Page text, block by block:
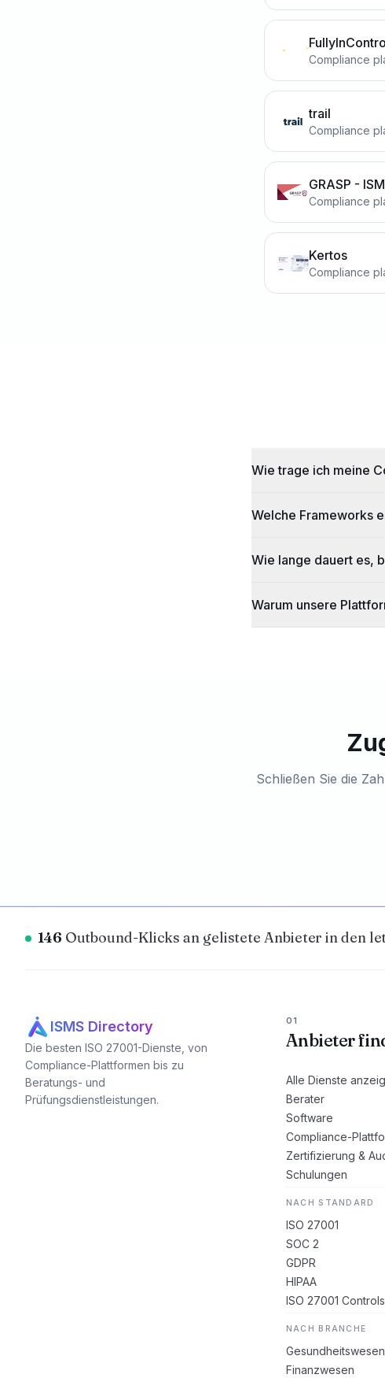
Compliance
trail
Compliance
GRASP -
Compliance
Kertos
Compliance
Wie trage ich meine
Welche Frameworks
Wie lange dauert es,
Warum unsere
Schließen Sie die
146 Outbound-Klicks an gelistete Anbieter in den
ISMS Directory
Die besten ISO 27001-Dienste, von
Compliance-Plattformen bis zu
Beratungs- und
Prüfungsdienstleistungen.
01
Anbieter
Alle Dienste
Berater
Software
Compliance-
Zertifizierung &
Schulungen
NACH STANDARD
ISO 27001
SOC 2
GDPR
HIPAA
ISO 27001 Controls
NACH BRANCHE
Gesundheitswesen
Finanzwesen